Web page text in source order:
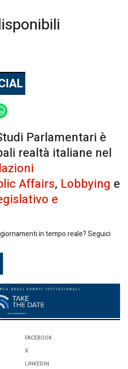
Parlamentari è
realtà italiane nel
Affairs, Lobbying e
e
in tempo reale? Seguici
FACEBOOK
X
LINKEDIN